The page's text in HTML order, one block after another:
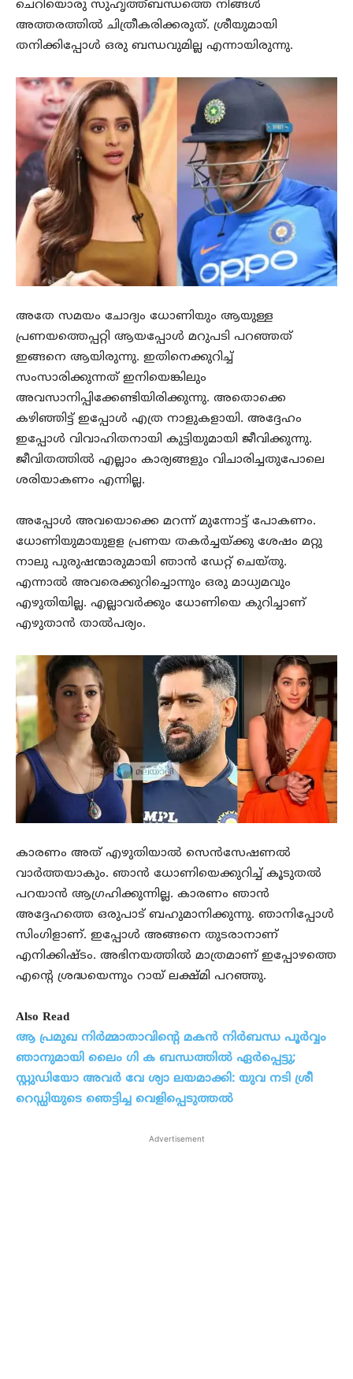
ചെറിയൊരു സുഹൃത്ത്ബന്ധത്തെ നിങ്ങൾ
അത്തരത്തിൽ ചിത്രീകരിക്കരുത്. ശ്രീയുമായി
തനിക്കിപ്പോൾ ഒരു ബന്ധവുമില്ല എന്നായിരുന്നു.
അതേ സമയം ചോദ്യം ധോണിയും ആയുള്ള
പ്രണയത്തെപ്പറ്റി ആയപ്പോൾ മറുപടി പറഞ്ഞത്
ഇങ്ങനെ ആയിരുന്നു. ഇതിനെക്കുറിച്ച്
സംസാരിക്കുന്നത് ഇനിയെങ്കിലും
അവസാനിപ്പിക്കേണ്ടിയിരിക്കുന്നു. അതൊക്കെ
കഴിഞ്ഞിട്ട് ഇപ്പോൾ എത്ര നാളുകളായി. അദ്ദേഹം
ഇപ്പോൾ വിവാഹിതനായി കുട്ടിയുമായി ജീവിക്കുന്നു.
ജീവിതത്തിൽ എല്ലാം കാര്യങ്ങളും വിചാരിച്ചതുപോലെ
ശരിയാകണം എന്നില്ല.
അപ്പോൾ അവയൊക്കെ മറന്ന് മുന്നോട്ട് പോകണം.
ധോണിയുമായുളള പ്രണയ തകർച്ചയ്ക്കു ശേഷം മറ്റു
നാലു പുരുഷന്മാരുമായി ഞാൻ ഡേറ്റ് ചെയ്തു.
എന്നാൽ അവരെക്കുറിച്ചൊന്നും ഒരു മാധ്യമവും
എഴുതിയില്ല. എല്ലാവർക്കും ധോണിയെ കുറിച്ചാണ്
എഴുതാൻ താൽപര്യം.
കാരണം അത് എഴുതിയാൽ സെൻസേഷണൽ
വാർത്തയാകും. ഞാൻ ധോണിയെക്കുറിച്ച് കൂടുതൽ
പറയാൻ ആഗ്രഹിക്കുന്നില്ല. കാരണം ഞാൻ
അദ്ദേഹത്തെ ഒരുപാട് ബഹുമാനിക്കുന്നു. ഞാനിപ്പോൾ
സിംഗിളാണ്. ഇപ്പോൾ അങ്ങനെ തുടരാനാണ്
എനിക്കിഷ്ടം. അഭിനയത്തിൽ മാത്രമാണ് ഇപ്പോഴത്തെ
എന്റെ ശ്രദ്ധയെന്നും റായ് ലക്ഷ്മി പറഞ്ഞു.
Also Read
ആ പ്രമുഖ നിർമ്മാതാവിന്റെ മകൻ നിർബന്ധ പൂർവ്വം
ഞാനുമായി ലൈം ഗി ക ബന്ധത്തിൽ ഏർപ്പെട്ടു;
സ്റ്റുഡിയോ അവർ വേ ശ്യാ ലയമാക്കി: യുവ നടി ശ്രീ
റെഡ്ഡിയുടെ ഞെട്ടിച്ച വെളിപ്പെടുത്തൽ
Advertisement